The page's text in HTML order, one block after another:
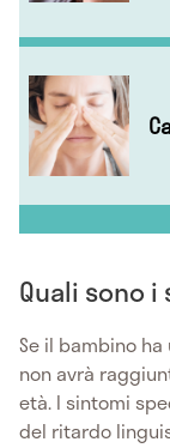
Quali sono
Se il bambino ha
non avrà
età. I sintomi
del ritardo